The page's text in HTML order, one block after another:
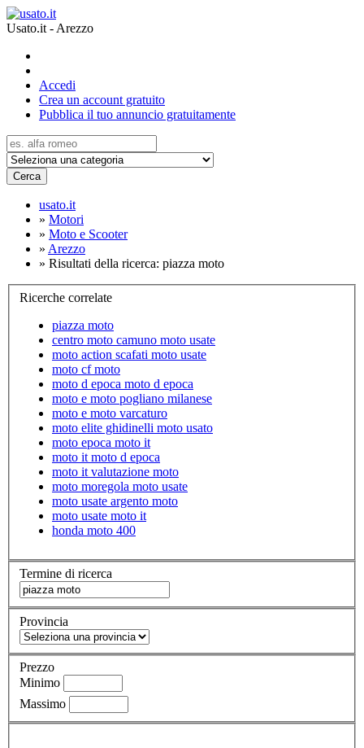
Usato.it - Arezzo
Accedi
Crea un account gratuito
Pubblica il tuo annuncio gratuitamente
Cerca
usato.it
» Motori
» Moto e Scooter
» Arezzo
» Risultati della ricerca: piazza moto
Ricerche correlate
piazza moto
centro moto camuno moto usate
moto action scafati moto usate
moto cf moto
moto d epoca moto d epoca
moto e moto pogliano milanese
moto e moto varcaturo
moto elite ghidinelli moto usato
moto epoca moto it
moto it moto d epoca
moto it valutazione moto
moto moregola moto usate
moto usate argento moto
moto usate moto it
honda moto 400
Termine di ricerca
Provincia
Prezzo
Minimo
Massimo